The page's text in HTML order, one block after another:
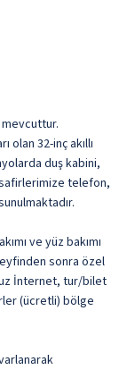
32-inç akıllı
duş kabini,
telefon,
ve yüz bakımı
sonra özel
İnternet, tur/bilet
(ücretli) bölge